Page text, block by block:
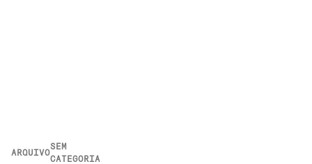
ARQUIVO
SEM
CATEGORIA